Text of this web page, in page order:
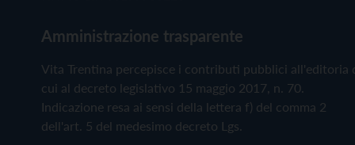
Amministrazione trasparente
Vita Trentina percepisce i contributi pubblici all'editoria
cui al decreto legislativo 15 maggio 2017, n. 70.
Indicazione resa ai sensi della lettera f) del comma 2
dell'art. 5 del medesimo decreto Lgs.